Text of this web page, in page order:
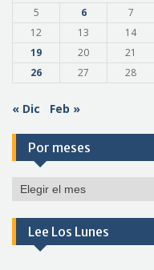
5
6 7
12
13 14
19
20 21
26
27 28
« Dic Feb »
Por meses
Por
Lee Los Lunes